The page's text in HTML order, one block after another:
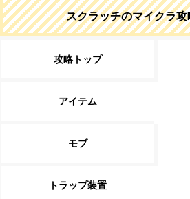
スクラッチのマイクラ
攻略トップ
アイテム
モブ
トラップ装置